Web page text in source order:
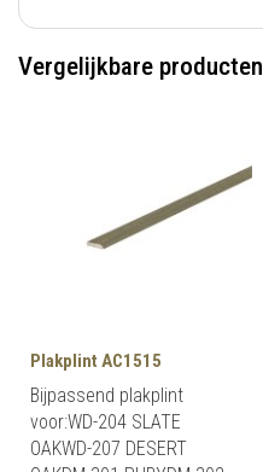
Vergelijkbare producten
Plakplint AC1515
Bijpassend plakplint
voor:WD-204 SLATE
OAKWD-207 DESERT